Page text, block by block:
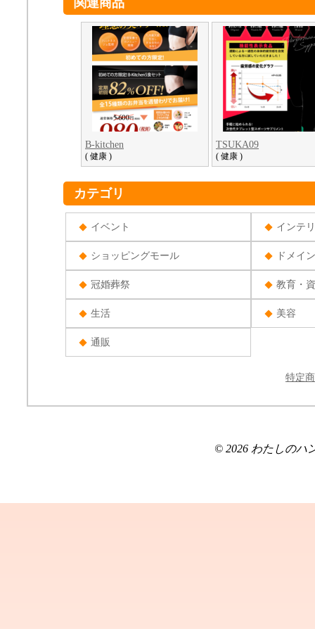
関連商品
B-kitchen
( 健康 )
TSUKA09
( 健康 )
カテゴリ
イベント インテ
ショッピングモール ドメイン
冠婚葬祭 教育・
生活 美容
通販
特定
© 2026 わたしのハ